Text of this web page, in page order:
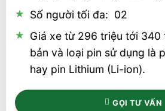
Số người tối đa: 02
Giá xe từ 296 triệu tới 340
bản và loại pin sử dụng là
hay pin Lithium (Li-ion).
GỌI TƯ VẤN